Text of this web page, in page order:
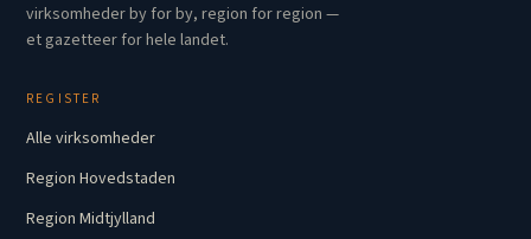
virksomheder by for by, region for region —
et gazetteer for hele landet.
REGISTER
Alle virksomheder
Region Hovedstaden
Region Midtjylland